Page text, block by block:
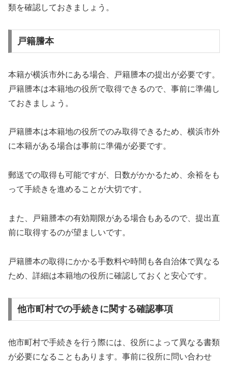
類を確認しておきましょう。
戸籍謄本
本籍が横浜市外にある場合、戸籍謄本の提出が必要です。
戸籍謄本は本籍地の役所で取得できるので、事前に準備し
ておきましょう。
戸籍謄本は本籍地の役所でのみ取得できるため、横浜市外
に本籍がある場合は事前に準備が必要です。
郵送での取得も可能ですが、日数がかかるため、余裕をも
って手続きを進めることが大切です。
また、戸籍謄本の有効期限がある場合もあるので、提出直
前に取得するのが望ましいです。
戸籍謄本の取得にかかる手数料や時間も各自治体で異なる
ため、詳細は本籍地の役所に確認しておくと安心です。
他市町村での手続きに関する確認事項
他市町村で手続きを行う際には、役所によって異なる書類
が必要になることもあります。事前に役所に問い合わせ